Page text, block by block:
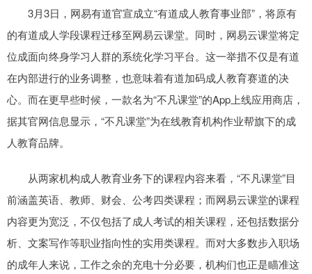
3月3日，网易有道官宣成立“有道成人教育事业部”，将原有
的有道成人学段课程迁移至网易云课堂。同时，网易云课堂将定
位成面向终身学习人群的系统化学习平台。这一举措不仅是有道
在内部进行的业务调整，也意味着有道加码成人教育赛道的决
心。而在更早些时候，一款名为“不凡课堂”的App上线应用商店，
据其官网信息显示，“不凡课堂”为在线教育机构作业帮旗下的成
人教育品牌。
从两家机构成人教育业务下的课程内容来看，“不凡课堂”目
前涵盖英语、教师、财会、公考四类课程；而网易云课堂的课程
内容更为宽泛，不仅包括了成人考试的相关课程，还包括数据分
析、文案写作等职业指向性的实用类课程。而对大多数步入职场
的成年人来说，工作之余的充电十分必要，机构们也正是瞄准这